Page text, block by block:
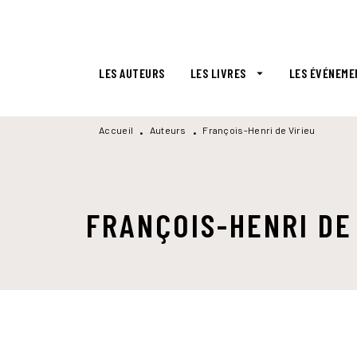
LES AUTEURS LES LIVRES arrow_drop_down LES
Accueil • Auteurs • François-Henri de Virieu
FRANÇOIS-HENRI